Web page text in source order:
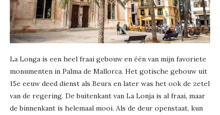
La Longa is een heel fraai gebouw en één van mijn favoriete
monumenten in Palma de Mallorca. Het gotische gebouw uit
15e eeuw deed dienst als Beurs en later was het ook de zetel
van de regering. De buitenkant van La Lonja is al fraai, maar
de binnenkant is helemaal mooi. Als de deur openstaat, kun